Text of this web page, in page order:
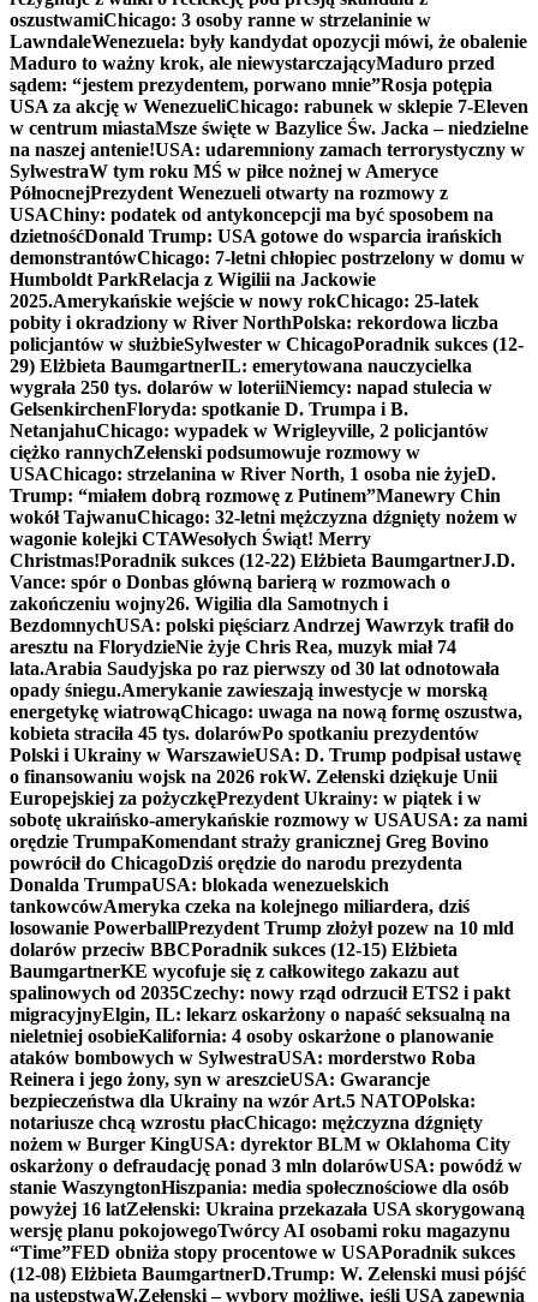
oszustwamiChicago: 3 osoby ranne w strzelaninie w
LawndaleWenezuela: były kandydat opozycji mówi, że obalenie
Maduro to ważny krok, ale niewystarczającyMaduro przed
sądem: “jestem prezydentem, porwano mnie”Rosja potępia
USA za akcję w WenezueliChicago: rabunek w sklepie 7-Eleven
w centrum miastaMsze święte w Bazylice Św. Jacka – niedzielne
na naszej antenie!USA: udaremniony zamach terrorystyczny w
SylwestraW tym roku MŚ w piłce nożnej w Ameryce
PółnocnejPrezydent Wenezueli otwarty na rozmowy z
USAChiny: podatek od antykoncepcji ma być sposobem na
dzietnośćDonald Trump: USA gotowe do wsparcia irańskich
demonstrantówChicago: 7-letni chłopiec postrzelony w domu w
Humboldt ParkRelacja z Wigilii na Jackowie
2025.Amerykańskie wejście w nowy rokChicago: 25-latek
pobity i okradziony w River NorthPolska: rekordowa liczba
policjantów w służbieSylwester w ChicagoPoradnik sukces (12-
29) Elżbieta BaumgartnerIL: emerytowana nauczycielka
wygrała 250 tys. dolarów w loteriiNiemcy: napad stulecia w
GelsenkirchenFloryda: spotkanie D. Trumpa i B.
NetanjahuChicago: wypadek w Wrigleyville, 2 policjantów
ciężko rannychZełenski podsumowuje rozmowy w
USAChicago: strzelanina w River North, 1 osoba nie żyjeD.
Trump: “miałem dobrą rozmowę z Putinem”Manewry Chin
wokół TajwanuChicago: 32-letni mężczyzna dźgnięty nożem w
wagonie kolejki CTAWesołych Świąt! Merry
Christmas!Poradnik sukces (12-22) Elżbieta BaumgartnerJ.D.
Vance: spór o Donbas główną barierą w rozmowach o
zakończeniu wojny26. Wigilia dla Samotnych i
BezdomnychUSA: polski pięściarz Andrzej Wawrzyk trafił do
aresztu na FlorydzieNie żyje Chris Rea, muzyk miał 74
lata.Arabia Saudyjska po raz pierwszy od 30 lat odnotowała
opady śniegu.Amerykanie zawieszają inwestycje w morską
energetykę wiatrowąChicago: uwaga na nową formę oszustwa,
kobieta straciła 45 tys. dolarówPo spotkaniu prezydentów
Polski i Ukrainy w WarszawieUSA: D. Trump podpisał ustawę
o finansowaniu wojsk na 2026 rokW. Zełenski dziękuje Unii
Europejskiej za pożyczkęPrezydent Ukrainy: w piątek i w
sobotę ukraińsko-amerykańskie rozmowy w USAUSA: za nami
orędzie TrumpaKomendant straży granicznej Greg Bovino
powrócił do ChicagoDziś orędzie do narodu prezydenta
Donalda TrumpaUSA: blokada wenezuelskich
tankowcówAmeryka czeka na kolejnego miliardera, dziś
losowanie PowerballPrezydent Trump złożył pozew na 10 mld
dolarów przeciw BBCPoradnik sukces (12-15) Elżbieta
BaumgartnerKE wycofuje się z całkowitego zakazu aut
spalinowych od 2035Czechy: nowy rząd odrzucił ETS2 i pakt
migracyjnyElgin, IL: lekarz oskarżony o napaść seksualną na
nieletniej osobieKalifornia: 4 osoby oskarżone o planowanie
ataków bombowych w SylwestraUSA: morderstwo Roba
Reinera i jego żony, syn w areszcieUSA: Gwarancje
bezpieczeństwa dla Ukrainy na wzór Art.5 NATOPolska:
notariusze chcą wzrostu płacChicago: mężczyzna dźgnięty
nożem w Burger KingUSA: dyrektor BLM w Oklahoma City
oskarżony o defraudację ponad 3 mln dolarówUSA: powódź w
stanie WaszyngtonHiszpania: media społecznościowe dla osób
powyżej 16 latZełenski: Ukraina przekazała USA skorygowaną
wersję planu pokojowegoTwórcy AI osobami roku magazynu
“Time”FED obniża stopy procentowe w USAPoradnik sukces
(12-08) Elżbieta BaumgartnerD.Trump: W. Zełenski musi pójść
na ustępstwaW.Zełenski – wybory możliwe, jeśli USA zapewnią